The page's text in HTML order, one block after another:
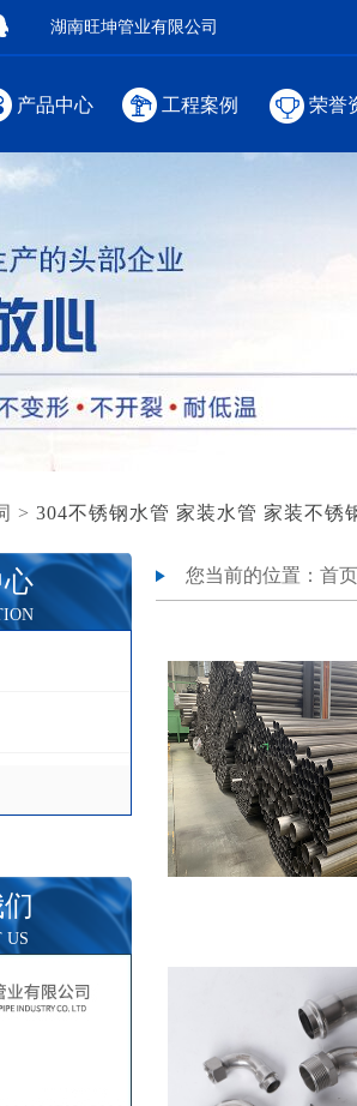
湖南旺坤管业有限公司
产品中心 工程案例 荣誉
> 304不锈钢水管 家装水管 家装不锈
US
您当前的位置： 首页